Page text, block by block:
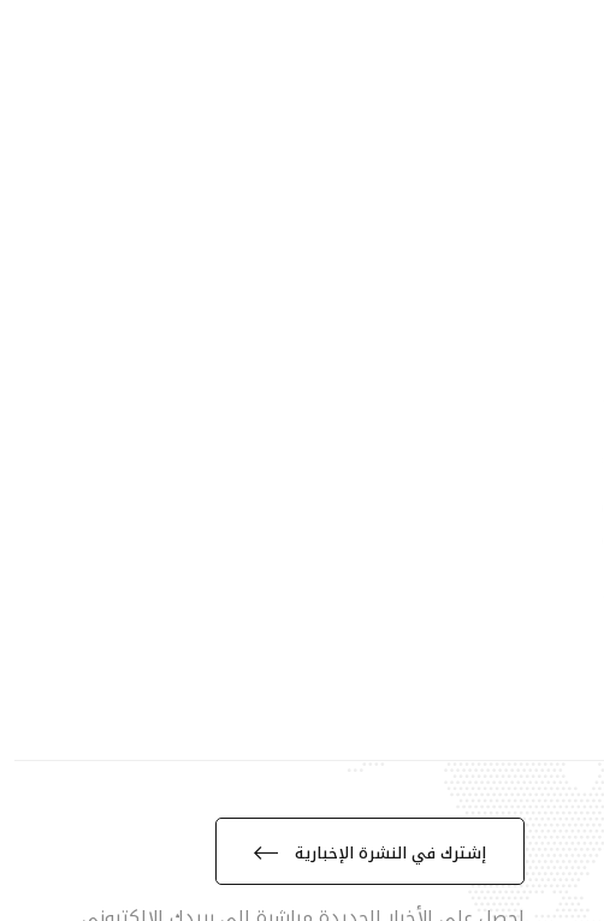
إشترك في النشرة الإخبارية